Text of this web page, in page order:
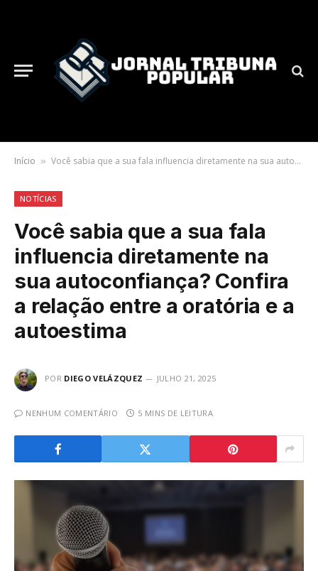
Início » Você sabia que a sua fala influencia diretamente na sua autoconfiança? Confira a relação entre a oratória e a autoestima
NOTÍCIAS
Você sabia que a sua fala
influencia diretamente na
sua autoconfiança? Confira
a relação entre a oratória e a
autoestima
POR DIEGO VELÁZQUEZ JULHO 21, 2025
NENHUM COMENTÁRIO 5 MINS DE LEITURA